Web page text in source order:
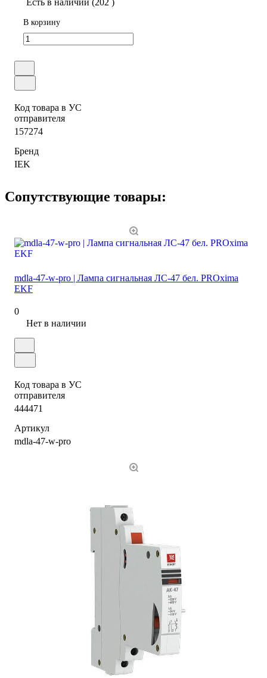
Есть в наличии (202 )
В корзину
Код товара в УС
отправителя
157274
Бренд
IEK
Сопутствующие товары:
mdla-47-w-pro | Лампа сигнальная ЛС-47 бел. PROxima
EKF
0
Нет в наличии
Код товара в УС
отправителя
444471
Артикул
mdla-47-w-pro